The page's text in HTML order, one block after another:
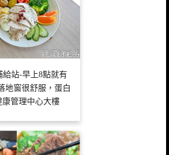
站-早上8點就有
地窗很舒服，蛋白
管理中心大樓